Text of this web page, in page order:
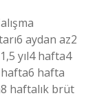
aydan az2
yıl4 hafta4
hafta6 hafta
haftalık brüt